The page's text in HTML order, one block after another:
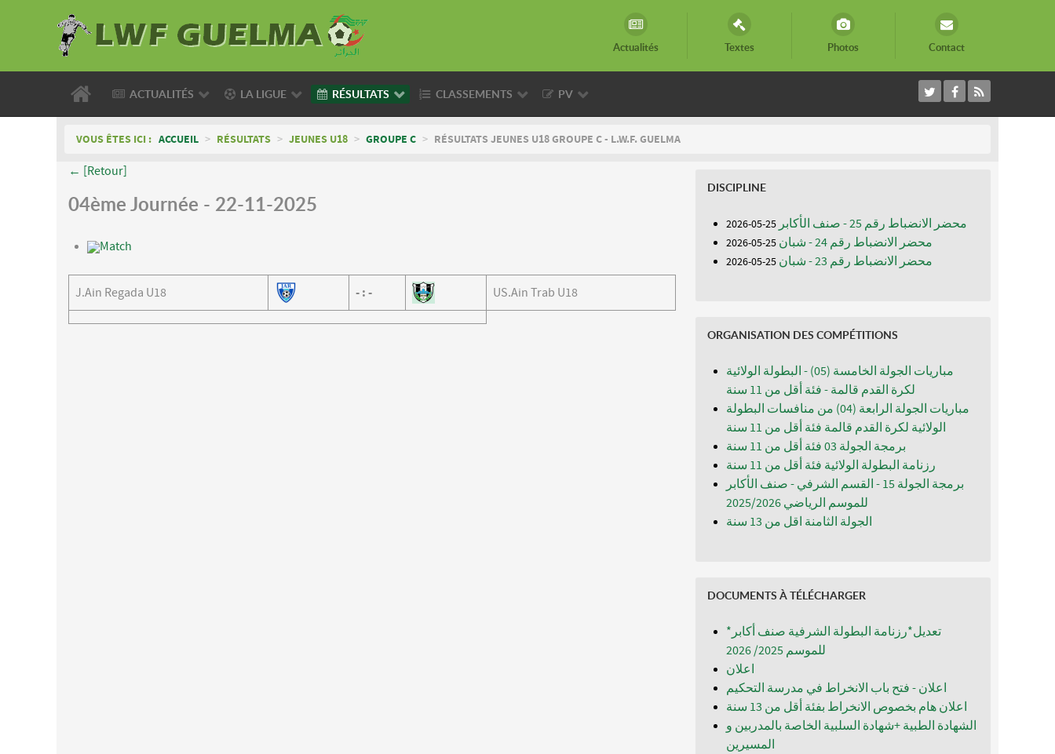
Actualités Textes Photos Contact
ACTUALITÉS LA LIGUE RÉSULTATS CLASSEMENTS PV
VOUS ÊTES ICI : ACCUEIL > RÉSULTATS > JEUNES U18 > GROUPE C > RÉSULTATS JEUNES U18 GROUPE C - L.W.F. GUELMA
← [Retour]
04ème Journée - 22-11-2025
Match
J.Ain Regada U18 - : - US.Ain Trab U18
DISCIPLINE
محضر الانضباط رقم 25 - صنف الأكابر 25-05-2026
محضر الانضباط رقم 24 - شبان 25-05-2026
محضر الانضباط رقم 23 - شبان 25-05-2026
ORGANISATION DES COMPÉTITIONS
مباريات الجولة الخامسة (05) - البطولة الولائية
لكرة القدم قالمة - فئة أقل من 11 سنة
مباريات الجولة الرابعة (04) من منافسات البطولة
الولائية لكرة القدم قالمة فئة أقل من 11 سنة
برمجة الجولة 03 فئة أقل من 11 سنة
رزنامة البطولة الولائية فئة أقل من 11 سنة
برمجة الجولة 15 - القسم الشرفي - صنف الأكابر
للموسم الرياضي 2025/2026
الجولة الثامنة اقل من 13 سنة
DOCUMENTS À TÉLÉCHARGER
*تعديل*رزنامة البطولة الشرفية صنف أكابر
للموسم 2025/ 2026
اعلان
اعلان - فتح باب الانخراط في مدرسة التحكيم
اعلان هام بخصوص الانخراط بفئة أقل من 13 سنة
الشهادة الطبية +شهادة السلبية الخاصة بالمدربين و
المسيرين